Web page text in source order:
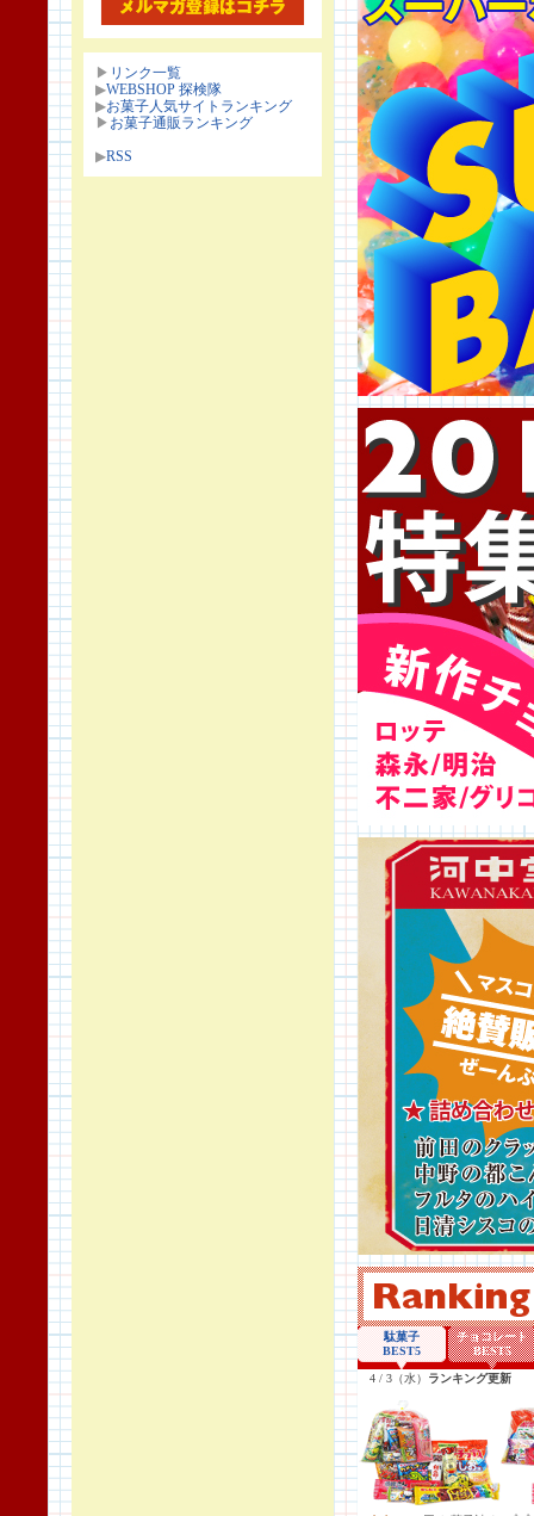
▶ リンク一覧
▶WEBSHOP 探検隊
▶お菓子人気サイトランキング
▶ お菓子通販ランキング
▶RSS